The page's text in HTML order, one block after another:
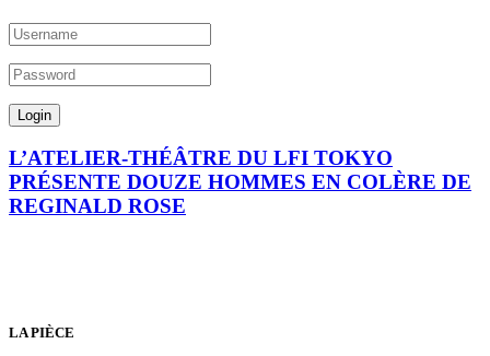
L’ATELIER-THÉÂTRE DU LFI TOKYO
PRÉSENTE DOUZE HOMMES EN COLÈRE DE
REGINALD ROSE
LA PIÈCE